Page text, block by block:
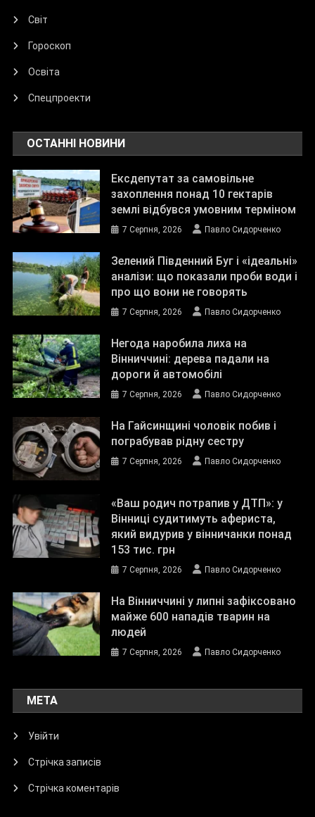
Світ
Гороскоп
Освіта
Спецпроекти
ОСТАННІ НОВИНИ
Ексдепутат за самовільне
захоплення понад 10 гектарів
землі відбувся умовним терміном
7 Серпня, 2026 Павло Сидорченко
Зелений Південний Буг і «ідеальні»
аналізи: що показали проби води і
про що вони не говорять
7 Серпня, 2026 Павло Сидорченко
Негода наробила лиха на
Вінниччині: дерева падали на
дороги й автомобілі
7 Серпня, 2026 Павло Сидорченко
На Гайсинщині чоловік побив і
пограбував рідну сестру
7 Серпня, 2026 Павло Сидорченко
«Ваш родич потрапив у ДТП»: у
Вінниці судитимуть афериста,
який видурив у вінничанки понад
153 тис. грн
7 Серпня, 2026 Павло Сидорченко
На Вінниччині у липні зафіксовано
майже 600 нападів тварин на
людей
7 Серпня, 2026 Павло Сидорченко
МЕТА
Увійти
Стрічка записів
Стрічка коментарів